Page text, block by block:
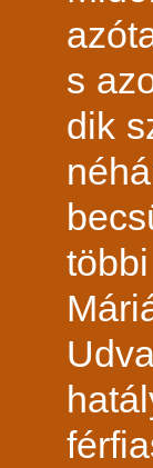
s
dik